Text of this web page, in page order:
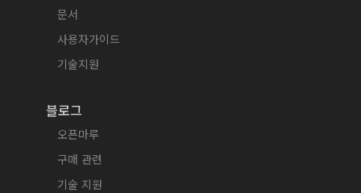
문서
사용자가이드
기술지원
블로그
오픈마루
구매 관련
기술 지원